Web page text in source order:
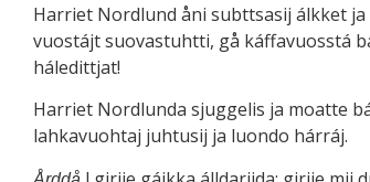
Harriet Nordlund åni subttsasij álkket
vuostájt suovastuhtti, gå káffavuosstá
háledittjat!
Harriet Nordlunda sjuggelis ja moatte
lahkavuohtaj juhtusij ja luondo hárráj.